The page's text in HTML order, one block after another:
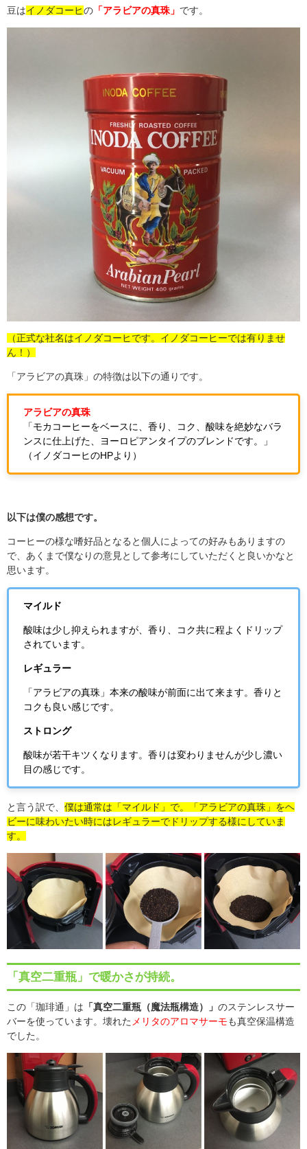
豆はイノダコーヒ の 「アラビアの真珠」 です。
（正式な社名はイノダコーヒです。イノダコーヒーでは有りませ
ん！）
「アラビアの真珠」の特徴は以下の通りです。
アラビアの真珠
「モカコーヒーをベースに、香り、コク、酸味を絶妙なバラ
ンスに仕上げた、ヨーロピアンタイプのブレンドです。」
（イノダコーヒのHPより）
以下は僕の感想です。
コーヒーの様な嗜好品となると個人によっての好みもありますの
で、あくまで僕なりの意見として参考にしていただくと良いかなと
思います。
マイルド
酸味は少し抑えられますが、香り、コク共に程よくドリップ
されています。
レギュラー
「アラビアの真珠」本来の酸味が前面に出て来ます。香りと
コクも良い感じです。
ストロング
酸味が若干キツくなります。香りは変わりませんが少し濃い
目の感じです。
と言う訳で、 僕は通常は「マイルド」で。「アラビアの真珠」をヘ
ビーに味わいたい時にはレギュラーでドリップする様にしていま
す。
「真空二重瓶」で暖かさが持続。
この「珈琲通」は 「真空二重瓶（魔法瓶構造）」 のステンレスサー
バーを使っています。壊れた メリタのアロマサーモ も真空保温構造
でした。